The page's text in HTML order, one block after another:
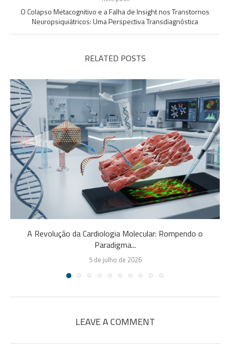
O Colapso Metacognitivo e a Falha de Insight nos Transtornos
Neuropsiquiátricos: Uma Perspectiva Transdiagnóstica
RELATED POSTS
A Revolução da Cardiologia Molecular: Rompendo o
Paradigma...
5 de julho de 2026
LEAVE A COMMENT